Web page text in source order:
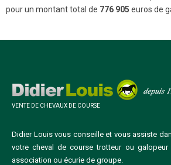
pour un montant total de 776 905 euros de
VENTE DE CHEVAUX DE COURSE
Didier Louis vous conseille et vous assiste
votre cheval de course trotteur ou galopeur
association ou écurie de groupe.